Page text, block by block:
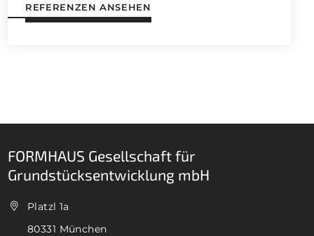
REFERENZEN ANSEHEN
FORMHAUS Gesellschaft für
Grundstücksentwicklung mbH
Platzl 1a
80331 München